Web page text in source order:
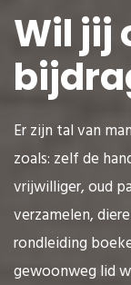
Wil jij
Er zijn tal van
zoals: zelf de
vrijwilliger, oud
verzamelen,
rondleiding
gewoonweg lid